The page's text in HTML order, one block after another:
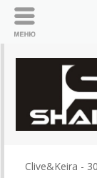
Clive&Keira -